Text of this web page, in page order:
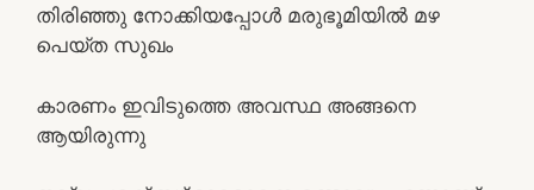
തിരിഞ്ഞു നോക്കിയപ്പോൾ മരുഭൂമിയിൽ മഴ
പെയ്ത സുഖം
കാരണം ഇവിടുത്തെ അവസ്ഥ അങ്ങനെ
ആയിരുന്നു